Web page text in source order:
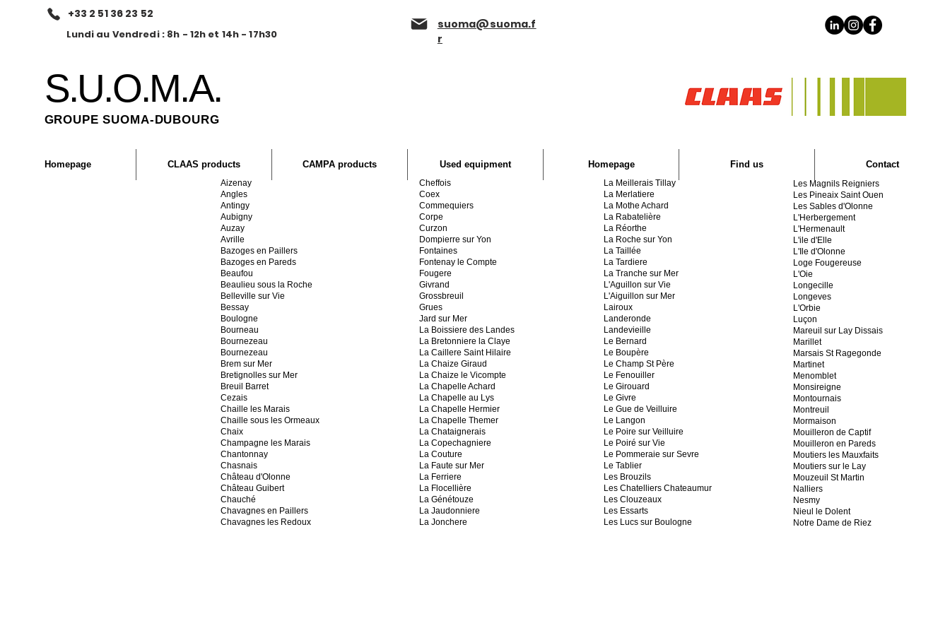
Homepage CLAAS products CAMPA products Used equipment Homepage Find us Contact
+33 2 51 36 23 52
Lundi au Vendredi : 8h - 12h et 14h - 17h30
S.U.O.M.A.
GROUPE SUOMA-DUBOURG
suoma@suoma.f
r
Aizenay
Angles
Antingy
Aubigny
Auzay
Avrille
Bazoges en Paillers
Bazoges en Pareds
Beaufou
Beaulieu sous la Roche
Belleville sur Vie
Bessay
Boulogne
Bourneau
Bournezeau
Bournezeau
Brem sur Mer
Bretignolles sur Mer
Breuil Barret
Cezais
Chaille les Marais
Chaille sous les Ormeaux
Chaix
Champagne les Marais
Chantonnay
Chasnais
Château d'Olonne
Château Guibert
Chauché
Chavagnes en Paillers
Chavagnes les Redoux
Cheffois
Coex
Commequiers
Corpe
Curzon
Dompierre sur Yon
Fontaines
Fontenay le Compte
Fougere
Givrand
Grossbreuil
Grues
Jard sur Mer
La Boissiere des Landes
La Bretonniere la Claye
La Caillere Saint Hilaire
La Chaize Giraud
La Chaize le Vicompte
La Chapelle Achard
La Chapelle au Lys
La Chapelle Hermier
La Chapelle Themer
La Chataignerais
La Copechagniere
La Couture
La Faute sur Mer
La Ferriere
La Flocellière
La Génétouze
La Jaudonniere
La Jonchere
La Meillerais Tillay
La Merlatiere
La Mothe Achard
La Rabatelière
La Réorthe
La Roche sur Yon
La Taillée
La Tardiere
La Tranche sur Mer
L'Aguillon sur Vie
L'Aiguillon sur Mer
Lairoux
Landeronde
Landevieille
Le Bernard
Le Boupère
Le Champ St Père
Le Fenouiller
Le Girouard
Le Givre
Le Gue de Veilluire
Le Langon
Le Poire sur Veilluire
Le Poiré sur Vie
Le Pommeraie sur Sevre
Le Tablier
Les Brouzils
Les Chatelliers Chateaumur
Les Clouzeaux
Les Essarts
Les Lucs sur Boulogne
Les Magnils Reigniers
Les Pineaix Saint Ouen
Les Sables d'Olonne
L'Herbergement
L'Hermenault
L'ile d'Elle
L'Ile d'Olonne
Loge Fougereuse
L'Oie
Longecille
Longeves
L'Orbie
Luçon
Mareuil sur Lay Dissais
Marillet
Marsais St Ragegonde
Martinet
Menomblet
Monsireigne
Montournais
Montreuil
Mormaison
Mouilleron de Captif
Mouilleron en Pareds
Moutiers les Mauxfaits
Moutiers sur le Lay
Mouzeuil St Martin
Nalliers
Nesmy
Nieul le Dolent
Notre Dame de Riez